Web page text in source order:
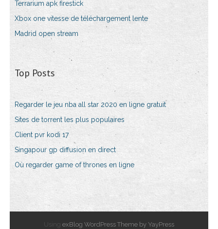
Terrarium apk firestick
Xbox one vitesse de téléchargement lente
Madrid open stream
Top Posts
Regarder le jeu nba all star 2020 en ligne gratuit
Sites de torrent les plus populaires
Client pvr kodi 17
Singapour gp diffusion en direct
Où regarder game of thrones en ligne
Using exBlog WordPress Theme by YayPress